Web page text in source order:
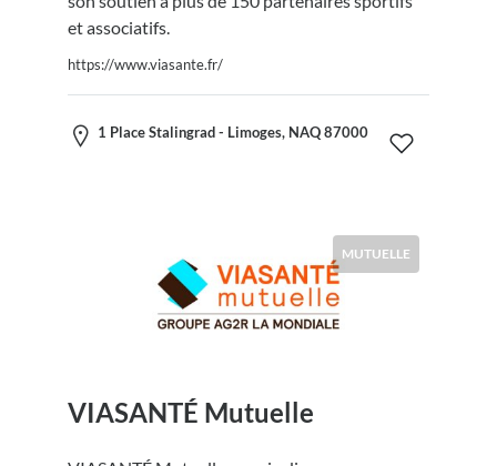
et associatifs.
https://www.viasante.fr/
1 Place Stalingrad - Limoges, NAQ 87000
MUTUELLE
VIASANTÉ Mutuelle